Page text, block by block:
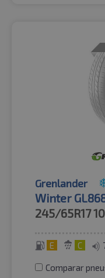
Grenlander
Winter
245/65R17
E C
Comparar